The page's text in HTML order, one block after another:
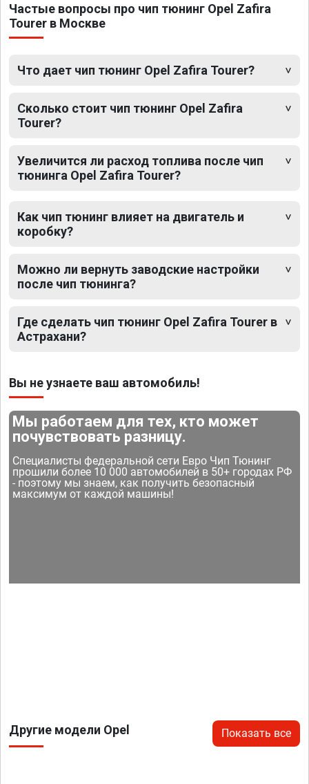
Частые вопросы про чип тюнинг Opel Zafira
Tourer в Москве
Что дает чип тюнинг Opel Zafira Tourer?
Сколько стоит чип тюнинг Opel Zafira
Tourer?
Увеличится ли расход топлива после чип
тюнинга Opel Zafira Tourer?
Как чип тюнинг влияет на двигатель и
коробку?
Можно ли вернуть заводские настройки
после чип тюнинга?
Где сделать чип тюнинг Opel Zafira Tourer в
Астрахани?
Вы не узнаете ваш автомобиль!
Мы работаем для тех, кто может
почувствовать разницу.
Специалисты федеральной сети Евро Чип Тюнинг
прошили более 10 000 автомобилей в 50+ городах РФ
- поэтому мы знаем, как получить безопасный
максимум от каждой машины!
Другие модели Opel Показать все